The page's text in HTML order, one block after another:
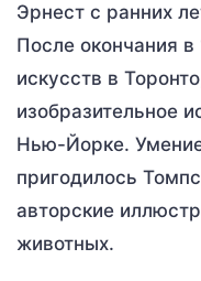
Эрнест с ранних
После окончания
искусств в
изобразительное
Нью-Йорке.
пригодилось
авторские
животных.